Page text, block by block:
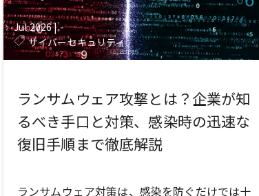
Jul 2026|-
サイバーセキュリティ
ランサムウェア攻撃とは？企業が知
るべき手口と対策、感染時の迅速な
復旧手順まで徹底解説
ランサムウェア対策は、感染を防ぐだけでは十